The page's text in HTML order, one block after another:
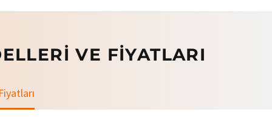
VE FIYATLARI